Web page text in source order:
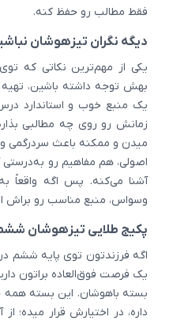
فقط مطالب رو حفظ کنه.
دیگه نگران تیزهوشان
یکی از مهم‌ترین نکاتی که
بهش توجه داشته باشین،
یک منبع خوب و استاندارد
زمانش رو روی چه مطالبی
میدن و ممکنه باعث سردرگمی
اصولی، هم مفاهیم رو
آشنا می‌کنه. پس اگه واقعاً
وسواس، منبع مناسب رو براش
پکیج طلایی تیزهوشان
اگه فرزندتون توی پایه
یک فرصت فوق‌العاده براتون
بسته باهوشان. این بسته همه
داره، در اختیارش قرار